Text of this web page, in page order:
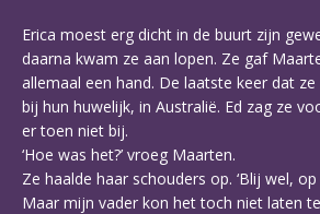
Erica moest erg dicht in de buurt zijn
daarna kwam ze aan lopen. Ze gaf
allemaal een hand. De laatste keer dat
bij hun huwelijk, in Australië. Ed zag ze
er toen niet bij.
‘Hoe was het?’ vroeg Maarten.
Ze haalde haar schouders op. ‘Blij wel,
Maar mijn vader kon het toch niet laten